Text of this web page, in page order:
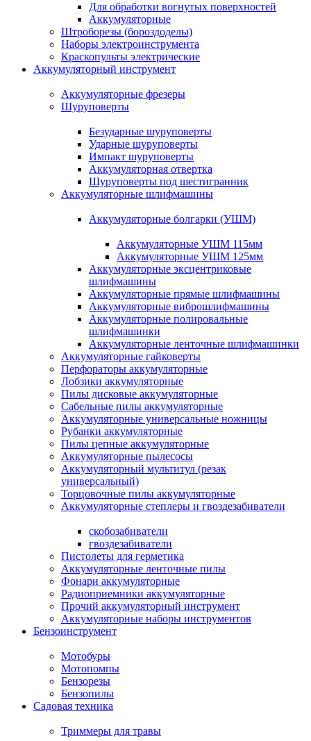
Для обработки вогнутых поверхностей
Аккумуляторные
Штроборезы (бороздоделы)
Наборы электроинструмента
Краскопульты электрические
Аккумуляторный инструмент
Аккумуляторные фрезеры
Шуруповерты
Безударные шуруповерты
Ударные шуруповерты
Импакт шуруповерты
Аккумуляторная отвертка
Шуруповерты под шестигранник
Аккумуляторные шлифмашины
Аккумуляторные болгарки (УШМ)
Аккумуляторные УШМ 115мм
Аккумуляторные УШМ 125мм
Аккумуляторные эксцентриковые
шлифмашины
Аккумуляторные прямые шлифмашины
Аккумуляторные виброшлифмашины
Аккумуляторные полировальные
шлифмашинки
Аккумуляторные ленточные шлифмашинки
Аккумуляторные гайковерты
Перфораторы аккумуляторные
Лобзики аккумуляторные
Пилы дисковые аккумуляторные
Сабельные пилы аккумуляторные
Аккумуляторные универсальные ножницы
Рубанки аккумуляторные
Пилы цепные аккумуляторные
Аккумуляторные пылесосы
Аккумуляторный мультитул (резак
универсальный)
Торцовочные пилы аккумуляторные
Аккумуляторные степлеры и гвоздезабиватели
скобозабиватели
гвоздезабиватели
Пистолеты для герметика
Аккумуляторные ленточные пилы
Фонари аккумуляторные
Радиоприемники аккумуляторные
Прочий аккумуляторный инструмент
Аккумуляторные наборы инструментов
Бензоинструмент
Мотобуры
Мотопомпы
Бензорезы
Бензопилы
Садовая техника
Триммеры для травы